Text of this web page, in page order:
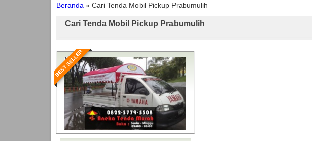
Beranda » Cari Tenda Mobil Pickup Prabumulih
Cari Tenda Mobil Pickup Prabumulih
BEST SELLER